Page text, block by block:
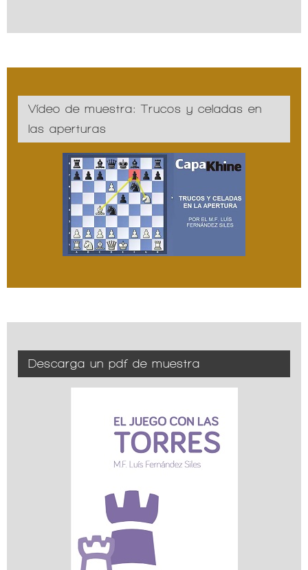
Vídeo de muestra: Trucos y celadas en
las aperturas
Descarga un pdf de muestra